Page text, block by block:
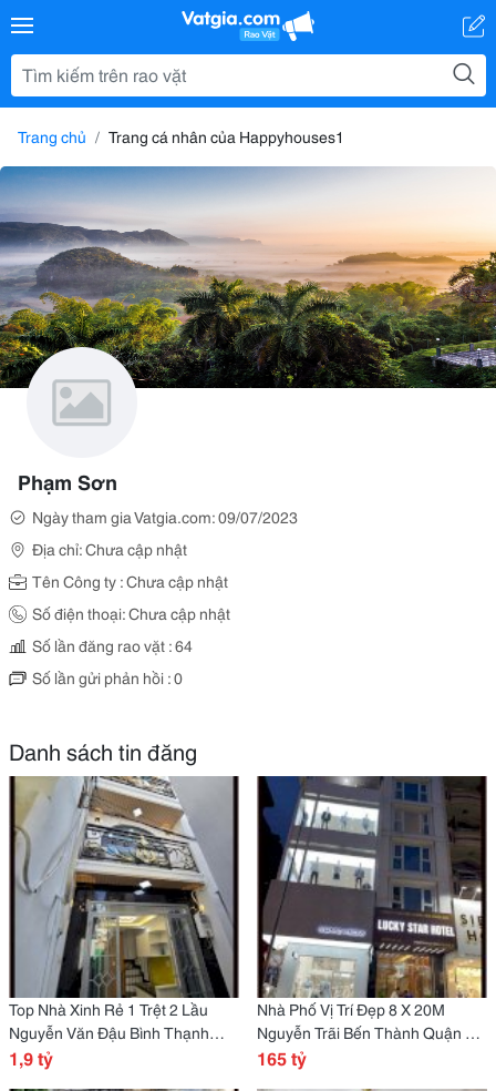
Trang chủ Trang cá nhân của Happyhouses1
Phạm Sơn
Ngày tham gia Vatgia.com: 09/07/2023
Địa chỉ: Chưa cập nhật
Tên Công ty : Chưa cập nhật
Số điện thoại: Chưa cập nhật
Số lần đăng rao vặt : 64
Số lần gửi phản hồi : 0
Danh sách tin đăng
Top Nhà Xinh Rẻ 1 Trệt 2 Lầu
Nguyễn Văn Đậu Bình Thạnh
Tp.hcm Chỉ 1.9 Tỷ
1,9 tỷ
Nhà Phố Vị Trí Đẹp 8 X 20M
Nguyễn Trãi Bến Thành Quận 1
Tp.hcm
165 tỷ